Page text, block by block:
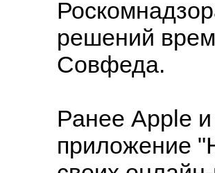
решений
Совфеда.
Ранее Apple
приложение